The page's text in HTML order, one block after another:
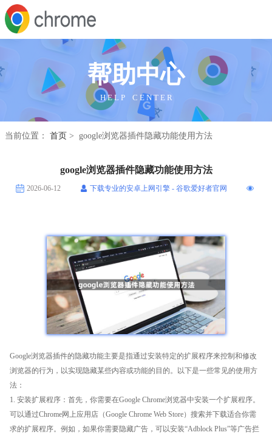
帮助中心
H E L P C E N T E R
当前位置： 首页 > google浏览器插件隐藏功能使用方法
google浏览器插件隐藏功能使用方法
2026-06-12 下载专业的安卓上网引擎 - 谷歌爱好者官网
Google浏览器插件的隐藏功能主要是指通过安装特定的扩展程序来控制和修改
浏览器的行为，以实现隐藏某些内容或功能的目的。以下是一些常见的使用方
法：
1. 安装扩展程序：首先，你需要在Google Chrome浏览器中安装一个扩展程序。
可以通过Chrome网上应用店（Google Chrome Web Store）搜索并下载适合你需
求的扩展程序。例如，如果你需要隐藏广告，可以安装“Adblock Plus”等广告拦